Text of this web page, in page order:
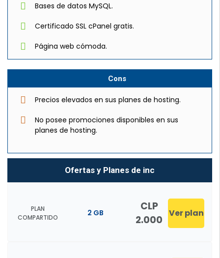
Bases de datos MySQL.
Certificado SSL cPanel gratis.
Página web cómoda.
Cons
Precios elevados en sus planes de hosting.
No posee promociones disponibles en sus
planes de hosting.
Ofertas y Planes de inc
PLAN
COMPARTIDO
CLP
2.000
2 GB Ver plan